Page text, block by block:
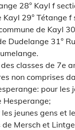
28° Kayl f
Kayl 29° Tétange f
de Kayl
Dudelange 31°
classes de 7e
non comprises
pour les
Hesperange;
jeunes gens et
de Mersch et